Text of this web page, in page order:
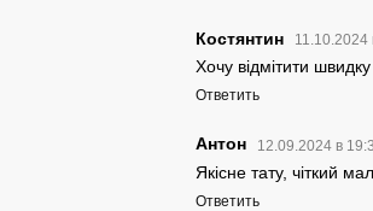
Костянтин 11.10.2024
Хочу відмітити
Ответить
Антон 12.09.2024 в
Якісне тату, чіткий
Ответить